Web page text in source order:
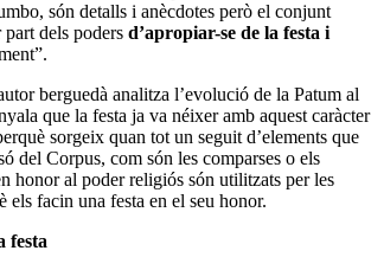
són detalls i anècdotes però el conjunt
dels poders d’apropiar-se de la festa i
berguedà analitza l’evolució de la Patum al
que la festa ja va néixer amb aquest caràcter
sorgeix quan tot un seguit d’elements que
del Corpus, com són les comparses o els
honor al poder religiós són utilitzats per les
els facin una festa en el seu honor.
festa